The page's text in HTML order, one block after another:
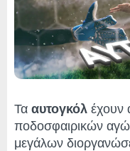
Τα αυτογκόλ έχουν
ποδοσφαιρικών
μεγάλων